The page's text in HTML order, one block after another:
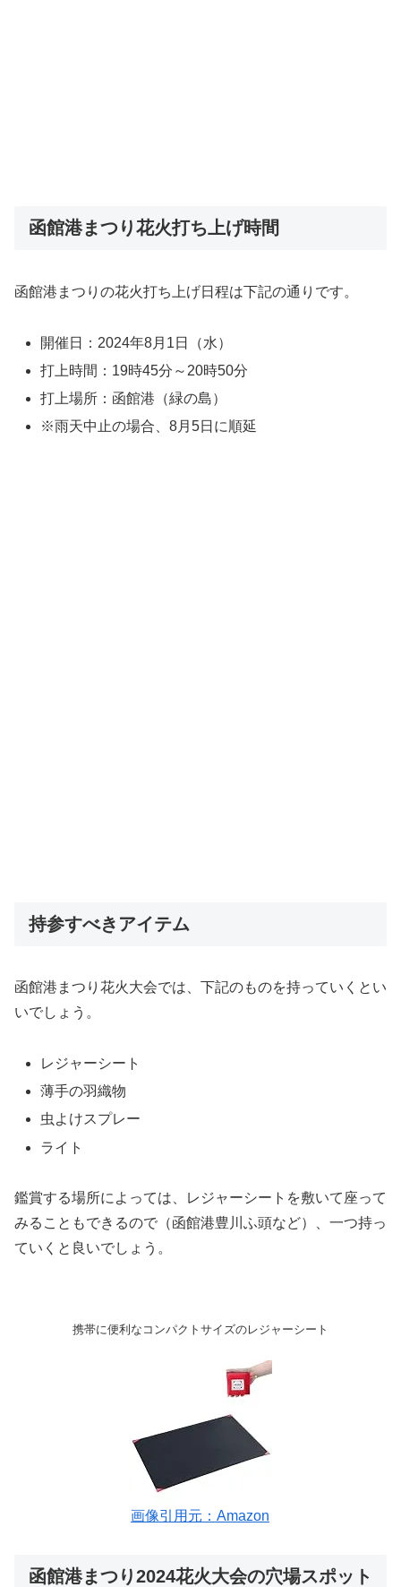
函館港まつり花火打ち上げ時間
函館港まつりの花火打ち上げ日程は下記の通りです。
開催日：2024年8月1日（水）
打上時間：19時45分～20時50分
打上場所：函館港（緑の島）
※雨天中止の場合、8月5日に順延
持参すべきアイテム
函館港まつり花火大会では、下記のものを持っていくとい
いでしょう。
レジャーシート
薄手の羽織物
虫よけスプレー
ライト
鑑賞する場所によっては、レジャーシートを敷いて座って
みることもできるので（函館港豊川ふ頭など）、一つ持っ
ていくと良いでしょう。
携帯に便利なコンパクトサイズのレジャーシート
画像引用元：Amazon
函館港まつり2024花火大会の穴場スポット